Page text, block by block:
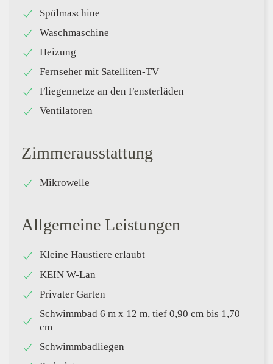
Spülmaschine
Waschmaschine
Heizung
Fernseher mit Satelliten-TV
Fliegennetze an den Fensterläden
Ventilatoren
Zimmerausstattung
Mikrowelle
Allgemeine Leistungen
Kleine Haustiere erlaubt
KEIN W-Lan
Privater Garten
Schwimmbad 6 m x 12 m, tief 0,90 cm bis 1,70
cm
Schwimmbadliegen